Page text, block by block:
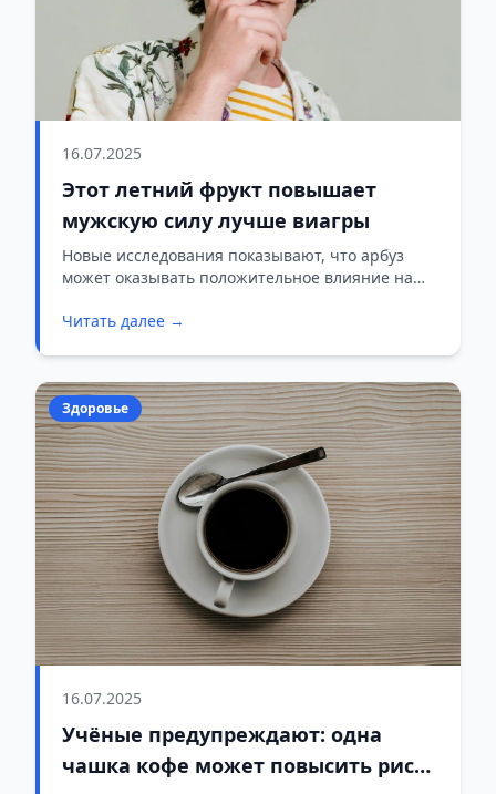
16.07.2025
Этот летний фрукт повышает
мужскую силу лучше виагры
Новые исследования показывают, что арбуз
может оказывать положительное влияние на
Читать далее →
Здоровье
16.07.2025
Учёные предупреждают: одна
чашка кофе может повысить риск